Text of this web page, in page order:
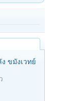
ขมังเวทย์